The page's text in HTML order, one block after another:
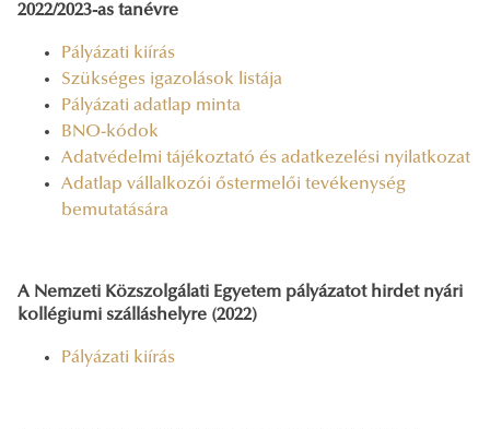
2022/2023-as tanévre
Pályázati kiírás
Szükséges igazolások listája
Pályázati adatlap minta
BNO-kódok
Adatvédelmi tájékoztató és adatkezelési nyilatkozat
Adatlap vállalkozói őstermelői tevékenység
bemutatására
A Nemzeti Közszolgálati Egyetem pályázatot hirdet nyári
kollégiumi szálláshelyre (2022)
Pályázati kiírás